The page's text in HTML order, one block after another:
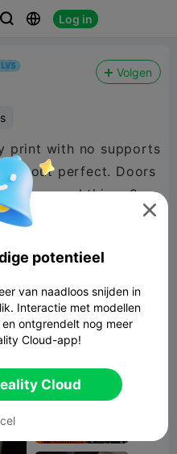
  Log in
Volgen
print with no supports
out perfect. Doors
a good thing. 2 or
sandpaper and an
a bookmark, and a

potentieel
van naadloos snijden in
Interactie met modellen
ontgrendelt nog meer
Cloud-app!
Cloud